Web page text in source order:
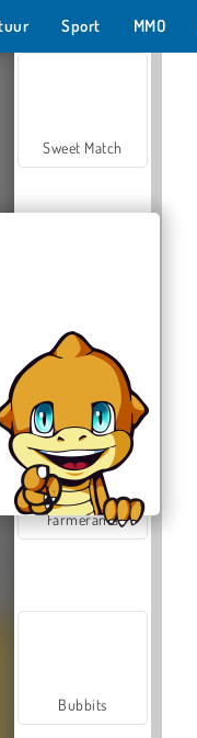
Sport MMO
Sweet Match
Zen Solitaire
Farmerama
Bubbits